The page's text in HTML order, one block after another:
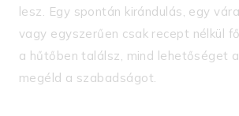
lesz. Egy spontán kirándulás, egy
vagy egyszerűen csak recept nélkül
a hűtőben találsz, mind lehetőséget
megéld a szabadságot.